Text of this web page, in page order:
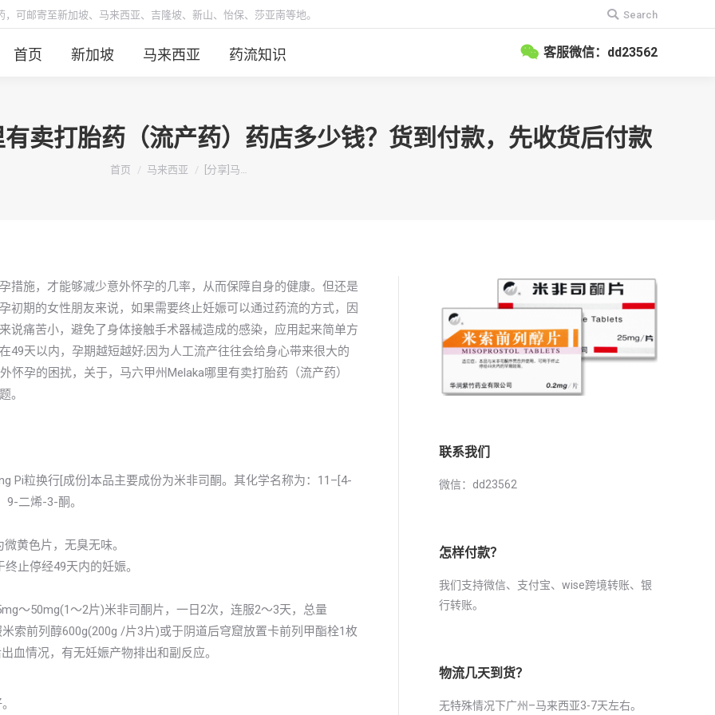
可邮寄至新加坡、马来西亚、吉隆坡、新山、怡保、莎亚南等地。
搜
索：
Search
首页 新加坡 马来西亚 药流知识 客服微信：dd23562
卖打胎药（流产药）药店多少钱？货到付款，先收货后付款
你在这里：
首页 马来西亚 [分享]马…
措施，才能够减少意外怀孕的几率，从而保障自身的健康。但还是
初期的女性朋友来说，如果需要终止妊娠可以通过药流的方式，因
说痛苦小，避免了身体接触手术器械造成的感染，应用起来简单方
49天以内，孕期越短越好;因为人工流产往往会给身心带来很大的
孕的困扰，关于，马六甲州Melaka哪里有卖打胎药（流产药）
。
Pi粒换行[成份]本品主要成份为米非司酮。其化学名称为：11–[4-
二烯-3-酮。
黄色片，无臭无味。
止停经49天内的妊娠。
～50mg(1～2片)米非司酮片，一日2次，连服2～3天，总量
索前列醇600g(200g /片3片)或于阴道后穹窟放置卡前列甲酯栓1枚
血情况，有无妊娠产物排出和副反应。
联系我们
微信：dd23562
怎样付款？
我们支持微信、支付宝、wise跨境转账、银
行转账。
物流几天到货？
无特殊情况下广州–马来西亚3-7天左右。